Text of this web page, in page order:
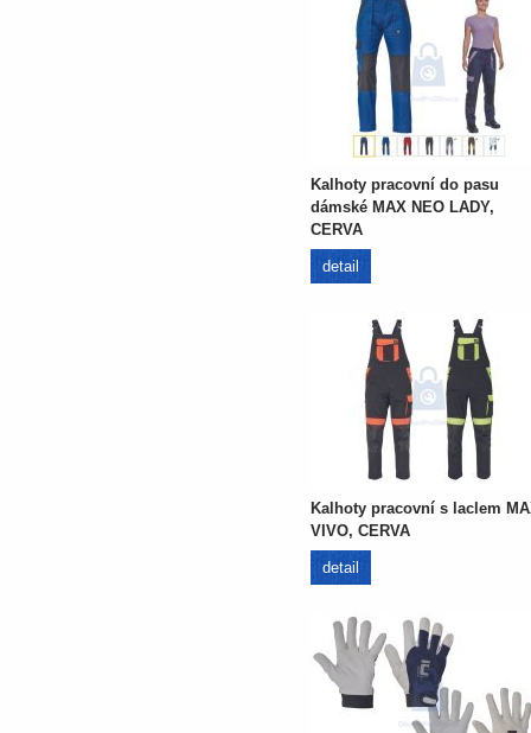
Kalhoty pracovní do pasu
dámské MAX NEO LADY,
CERVA
detail
Kalhoty pracovní s laclem
VIVO, CERVA
detail